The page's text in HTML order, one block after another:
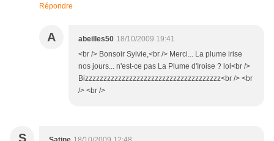
Répondre
A abeilles50 18/10/2009 19:41
<br /> Bonsoir Sylvie,<br /> Merci... La plume irise
nos jours... n'est-ce pas La Plume d'Iroise ? lol<br />
Bizzzzzzzzzzzzzzzzzzzzzzzzzzzzzzzzzzzzz<br /> <br
/> <br />
S